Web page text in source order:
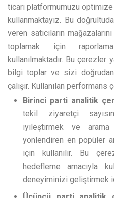
ticari platformumuzu
kullanmaktayız. Bu
veren satıcıların
toplamak için
kullanılmaktadır. Bu çerezler
bilgi toplar ve sizi doğrudan
çalışır. Kullanılan performans
Birinci parti analitik
tekil ziyaretçi
iyileştirmek ve arama
yönlendiren en popüler
için kullanılır. Bu
hedefleme amacıyla
deneyiminizi geliştirmek